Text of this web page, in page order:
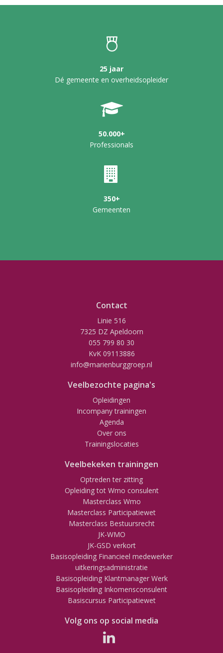
25 jaar
Dé gemeente en overheidsopleider
50.000+
Professionals
350+
Gemeenten
Contact
Linie 516
7325 DZ Apeldoorn
055 799 80 30
KvK 09113886
info@marienburggroep.nl
Veelbezochte pagina's
Opleidingen
Incompany trainingen
Agenda
Over ons
Trainingslocaties
Veelbekeken trainingen
Optreden ter zitting
Opleiding tot Wmo consulent
Masterclass Wmo
Masterclass Participatiewet
Masterclass Bestuursrecht
JK-WMO
JK-GSD verkort
Basisopleiding Financieel medewerker
uitkeringsadministratie
Basisopleiding Klantmanager Werk
Basisopleiding Inkomensconsulent
Basiscursus Participatiewet
Volg ons op social media